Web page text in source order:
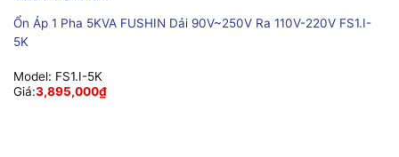
Ổn Áp 1 Pha 5KVA FUSHIN Dải 90V~250V Ra 110V-220V FS1.I-
5K
Model: FS1.I-5K
Giá:3,895,000₫